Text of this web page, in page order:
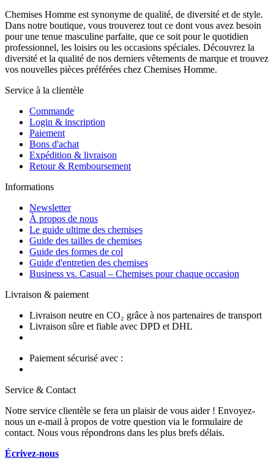
Chemises Homme est synonyme de qualité, de diversité et de style.
Dans notre boutique, vous trouverez tout ce dont vous avez besoin
pour une tenue masculine parfaite, que ce soit pour le quotidien
professionnel, les loisirs ou les occasions spéciales. Découvrez la
diversité et la qualité de nos derniers vêtements de marque et trouvez
vos nouvelles pièces préférées chez Chemises Homme.
Service à la clientèle
Commande
Login & inscription
Paiement
Bons d'achat
Expédition & livraison
Retour & Remboursement
Informations
Newsletter
À propos de nous
Le guide ultime des chemises
Guide des tailles de chemises
Guide des formes de col
Guide d'entretien des chemises
Business vs. Casual – Chemises pour chaque occasion
Livraison & paiement
Livraison neutre en CO₂ grâce à nos partenaires de transport
Livraison sûre et fiable avec DPD et DHL
Paiement sécurisé avec :
Service & Contact
Notre service clientèle se fera un plaisir de vous aider ! Envoyez-
nous un e-mail à propos de votre question via le formulaire de
contact. Nous vous répondrons dans les plus brefs délais.
Écrivez-nous